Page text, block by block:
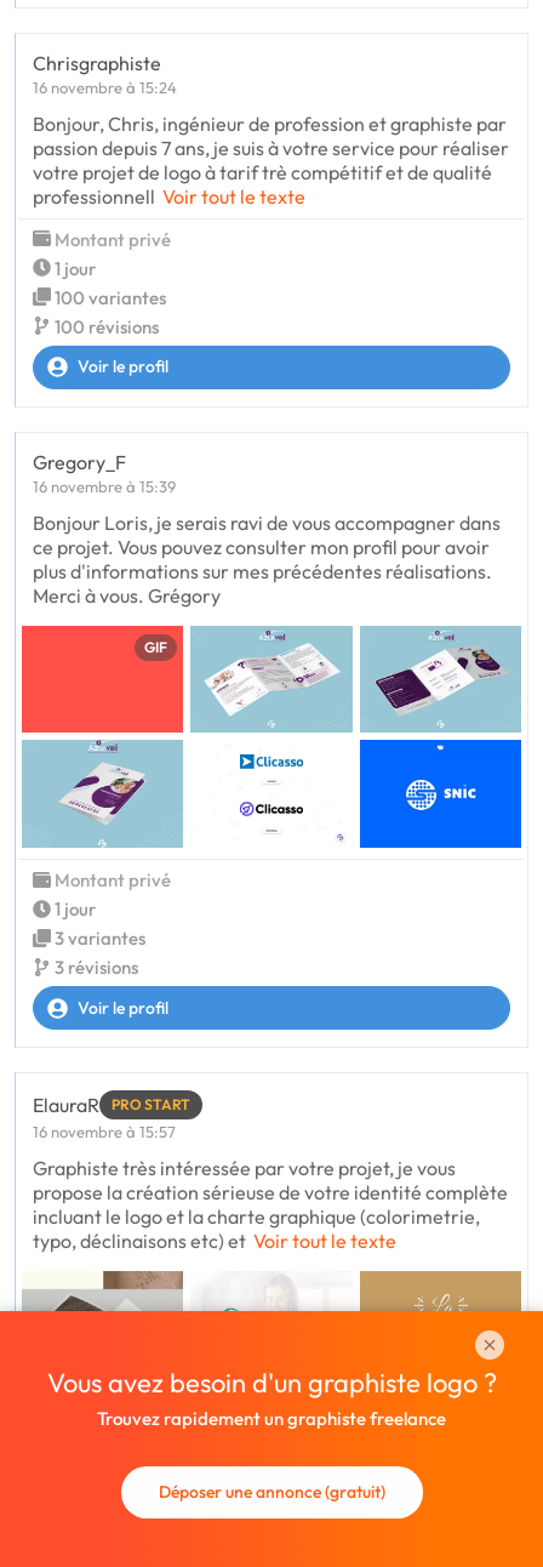
Chrisgraphiste
16 novembre à 15:24
Bonjour, Chris, ingénieur de profession et graphiste par
passion depuis 7 ans, je suis à votre service pour réaliser
votre projet de logo à tarif trè compétitif et de qualité
professionnell Voir tout le texte
Montant privé
1 jour
100 variantes
100 révisions
Voir le profil
Gregory_F
16 novembre à 15:39
Bonjour Loris, je serais ravi de vous accompagner dans
ce projet. Vous pouvez consulter mon profil pour avoir
plus d'informations sur mes précédentes réalisations.
Merci à vous. Grégory
GIF
Montant privé
1 jour
3 variantes
3 révisions
Voir le profil
ElauraR PRO START
16 novembre à 15:57
Graphiste très intéressée par votre projet, je vous
propose la création sérieuse de votre identité complète
incluant le logo et la charte graphique (colorimetrie,
typo, déclinaisons etc) et Voir tout le texte
Montant privé
Vous avez besoin d'un graphiste logo ?
Trouvez rapidement un graphiste freelance
Déposer une annonce (gratuit)